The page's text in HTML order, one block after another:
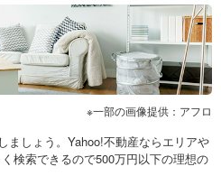
一部の画像提供：アフロ
ましょう。Yahoo!不動産ならエリアや
検索できるので500万円以下の理想の